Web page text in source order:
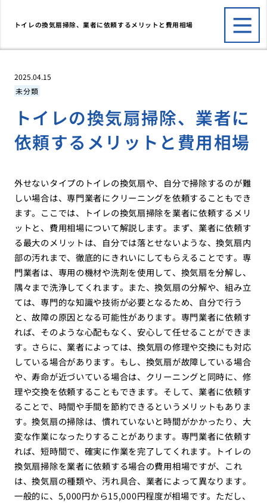
トイレの換気扇掃除、業者に依頼するメリットと費用相場
2025.04.15
未分類
トイレの換気扇掃除、業者に
依頼するメリットと費用相場
外せないタイプのトイレの換気扇や、自分で掃除するのが難
しい場合は、専門業者にクリーニングを依頼することもでき
ます。ここでは、トイレの換気扇掃除を業者に依頼するメリ
ットと、費用相場について解説します。まず、業者に依頼す
る最大のメリットは、自分では落とせないような、換気扇内
部の汚れまで、徹底的にきれいにしてもらえることです。専
門業者は、専用の機材や洗剤を使用して、換気扇を分解し、
隅々まで洗浄してくれます。また、換気扇の分解や、組み立
ては、専門的な知識や技術が必要となるため、自分で行う
と、故障の原因となる可能性があります。専門業者に依頼す
れば、そのような心配もなく、安心して任せることができま
す。さらに、業者によっては、換気扇の修理や交換にも対応
している場合があります。もし、換気扇が故障している場合
や、寿命が近づいている場合は、クリーニングと同時に、修
理や交換を依頼することもできます。そして、業者に依頼す
ることで、時間や手間を節約できるというメリットもありま
す。換気扇の掃除は、慣れていないと時間がかかったり、大
変な作業になったりすることがあります。専門業者に依頼す
れば、短時間で、確実に作業を完了してくれます。トイレの
換気扇掃除を業者に依頼する場合の費用相場ですが、これ
は、換気扇の種類や、汚れ具合、業者によって異なります。
一般的に、5,000円から15,000円程度が相場です。ただし、